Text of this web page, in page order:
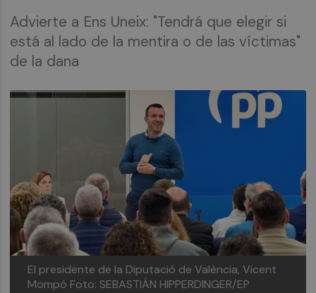
Advierte a Ens Uneix: "Tendrá que elegir si
está al lado de la mentira o de las víctimas"
de la dana
El presidente de la Diputació de València, Vicent
Mompó Foto: SEBASTIÁN HIPPERDINGER/EP